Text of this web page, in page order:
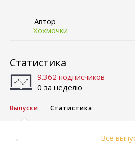
Автор
Хохмочки
Статистика
9.362 подписчиков
0 за неделю
Выпуски Статистика
← Все